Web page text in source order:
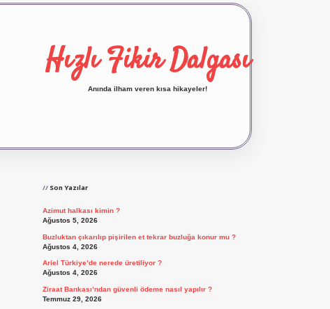
Hızlı Fikir Dalgası
Anında ilham veren kısa hikayeler!
Son Yazılar
Azimut halkası kimin ?
Ağustos 5, 2026
Buzluktan çıkarılıp pişirilen et tekrar buzluğa konur mu ?
Ağustos 4, 2026
Ariel Türkiye’de nerede üretiliyor ?
Ağustos 4, 2026
Ziraat Bankası’ndan güvenli ödeme nasıl yapılır ?
Temmuz 29, 2026